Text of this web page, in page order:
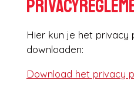
Hier kun je het privacy
downloaden:
Download het privacy